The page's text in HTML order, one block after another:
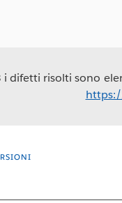
i difetti risolti sono